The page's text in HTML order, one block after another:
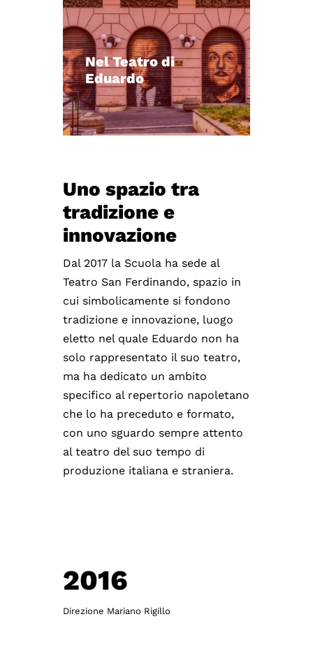
Nel Teatro di
Eduardo
Uno spazio tra
tradizione e
innovazione
Dal 2017 la Scuola ha sede al
Teatro San Ferdinando, spazio in
cui simbolicamente si fondono
tradizione e innovazione, luogo
eletto nel quale Eduardo non ha
solo rappresentato il suo teatro,
ma ha dedicato un ambito
specifico al repertorio napoletano
che lo ha preceduto e formato,
con uno sguardo sempre attento
al teatro del suo tempo di
produzione italiana e straniera.
2016
Direzione Mariano Rigillo